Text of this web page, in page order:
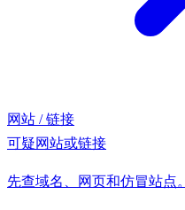
网站 / 链接
可疑网站或链接
先查域名、网页和仿冒站点。